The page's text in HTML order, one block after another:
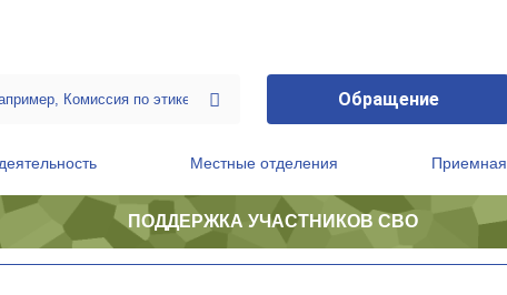
Обращение
Местные отделения Приемная
ПОДДЕРЖКА УЧАСТНИКОВ СВО